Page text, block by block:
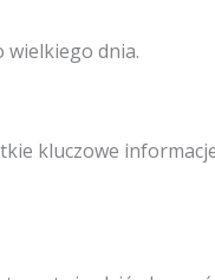
wielkiego dnia.
kluczowe